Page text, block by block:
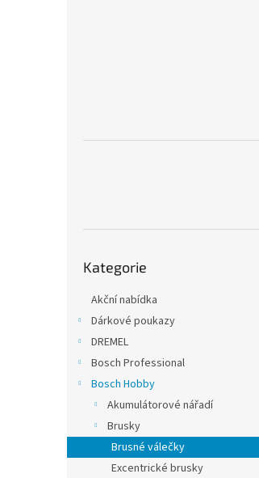
kategorie
Kategorie
Akční nabídka
Dárkové poukazy
DREMEL
Bosch Professional
Bosch Hobby
Akumulátorové nářadí
Brusky
Brusné válečky
Excentrické brusky